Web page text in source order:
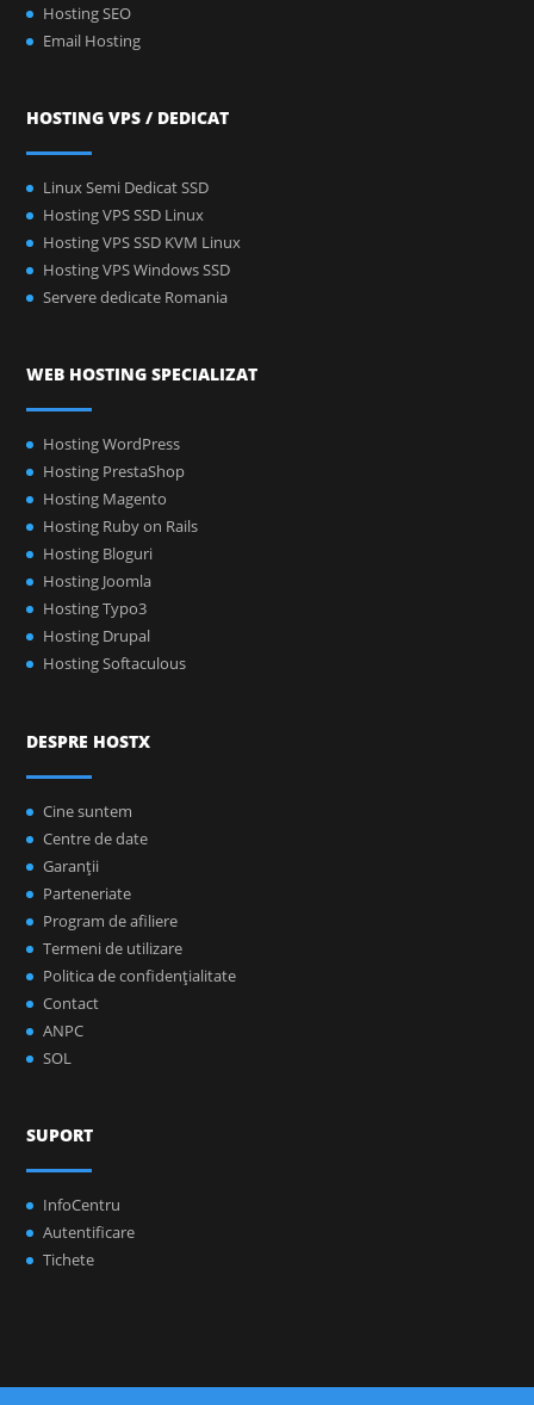
Hosting SEO
Email Hosting
HOSTING VPS / DEDICAT
Linux Semi Dedicat SSD
Hosting VPS SSD Linux
Hosting VPS SSD KVM Linux
Hosting VPS Windows SSD
Servere dedicate Romania
WEB HOSTING SPECIALIZAT
Hosting WordPress
Hosting PrestaShop
Hosting Magento
Hosting Ruby on Rails
Hosting Bloguri
Hosting Joomla
Hosting Typo3
Hosting Drupal
Hosting Softaculous
DESPRE HOSTX
Cine suntem
Centre de date
Garanţii
Parteneriate
Program de afiliere
Termeni de utilizare
Politica de confidenţialitate
Contact
ANPC
SOL
SUPORT
InfoCentru
Autentificare
Tichete